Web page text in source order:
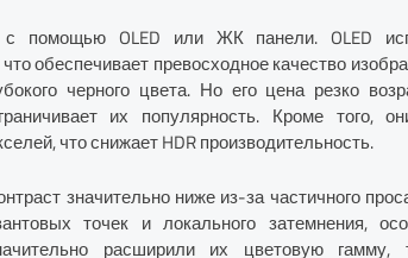
помощью OLED или ЖК панели. OLED
обеспечивает превосходное качество
черного цвета. Но его цена резко
их популярность. Кроме того,
что снижает HDR производительность.
значительно ниже из-за частичного
точек и локального затемнения,
расширили их цветовую гамму,